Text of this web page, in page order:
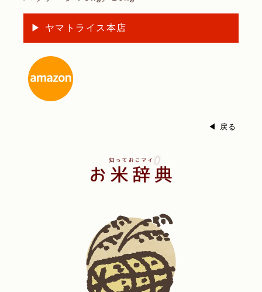
▶ ヤマトライス本店
◀ 戻る